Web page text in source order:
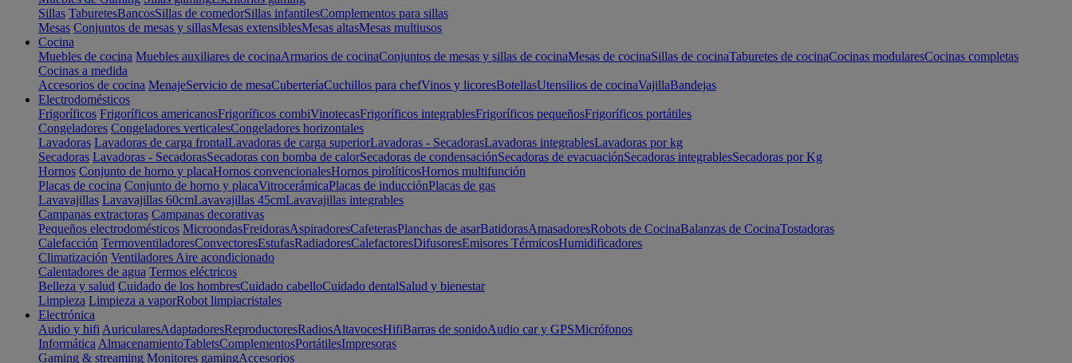
Sillas TaburetesBancosSillas de comedorSillas infantilesComplementos para sillas
Mesas Conjuntos de mesas y sillasMesas extensiblesMesas altasMesas multiusos
Cocina
Muebles de cocina Muebles auxiliares de cocinaArmarios de cocinaConjuntos de mesas y sillas de cocinaMesas de cocinaSillas de cocinaTaburetes de cocinaCocinas modularesCocinas completas
Cocinas a medida
Accesorios de cocina MenajeServicio de mesaCuberteríaCuchillos para chefVinos y licoresBotellasUtensilios de cocinaVajillaBandejas
Electrodomésticos
Frigoríficos Frigoríficos americanosFrigoríficos combiVinotecasFrigoríficos integrablesFrigoríficos pequeñosFrigoríficos portátiles
Congeladores Congeladores verticalesCongeladores horizontales
Lavadoras Lavadoras de carga frontalLavadoras de carga superiorLavadoras - SecadorasLavadoras integrablesLavadoras por kg
Secadoras Lavadoras - SecadorasSecadoras con bomba de calorSecadoras de condensaciónSecadoras de evacuaciónSecadoras integrablesSecadoras por Kg
Hornos Conjunto de horno y placaHornos convencionalesHornos pirolíticosHornos multifunción
Placas de cocina Conjunto de horno y placaVitrocerámicaPlacas de inducciónPlacas de gas
Lavavajillas Lavavajillas 60cmLavavajillas 45cmLavavajillas integrables
Campanas extractoras Campanas decorativas
Pequeños electrodomésticos MicroondasFreidorasAspiradoresCafeterasPlanchas de asarBatidorasAmasadoresRobots de CocinaBalanzas de CocinaTostadoras
Calefacción TermoventiladoresConvectoresEstufasRadiadoresCalefactoresDifusoresEmisores TérmicosHumidificadores
Climatización Ventiladores Aire acondicionado
Calentadores de agua Termos eléctricos
Belleza y salud Cuidado de los hombresCuidado cabelloCuidado dentalSalud y bienestar
Limpieza Limpieza a vaporRobot limpiacristales
Electrónica
Audio y hifi AuricularesAdaptadoresReproductoresRadiosAltavocesHifiBarras de sonidoAudio car y GPSMicrófonos
Informática AlmacenamientoTabletsComplementosPortátilesImpresoras
Gaming & streaming Monitores gamingAccesorios